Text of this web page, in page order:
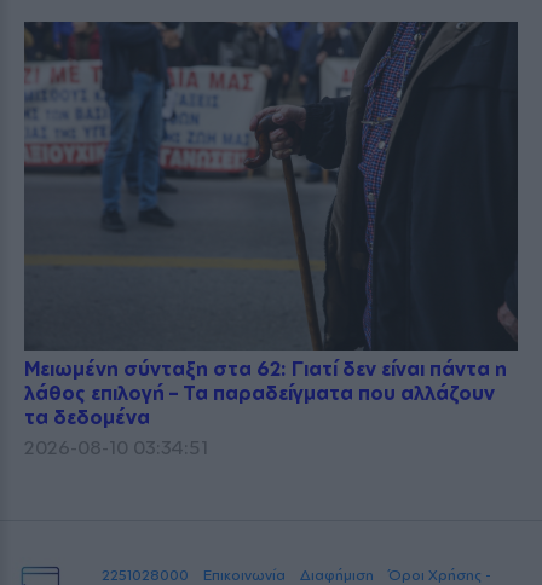
Μειωμένη σύνταξη στα 62: Γιατί δεν είναι πάντα η
λάθος επιλογή – Τα παραδείγματα που αλλάζουν
τα δεδομένα
2026-08-10 03:34:51
2251028000 Επικοινωνία Διαφήμιση Όροι Χρήσης -